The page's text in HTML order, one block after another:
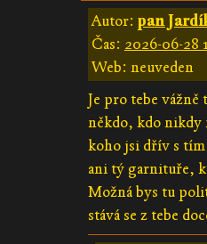
Autor: pan
Čas: 2026-06-28
Web: neuveden
Je pro tebe
někdo, kdo nikdy
koho jsi dřív s
ani tý garnituře,
Možná bys tu
stává se z tebe